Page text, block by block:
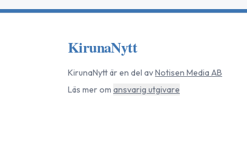
KirunaNytt
KirunaNyttär en del avNotisen Media AB
Läs mer om ansvarig utgivare